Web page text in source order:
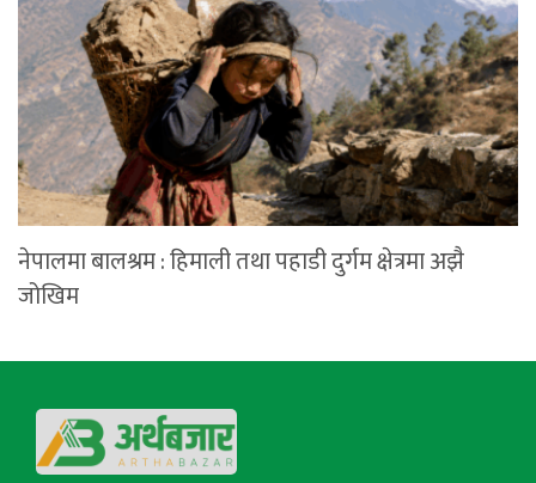
नेपालमा बालश्रम : हिमाली तथा पहाडी दुर्गम क्षेत्रमा अझै
जोखिम